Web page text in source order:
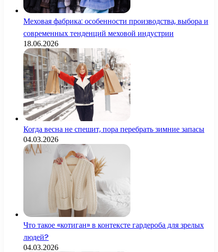
Меховая фабрика: особенности производства, выбора и
современных тенденций меховой индустрии
18.06.2026
Когда весна не спешит, пора перебрать зимние запасы
04.03.2026
Что такое «котиган» в контексте гардероба для зрелых
людей?
04.03.2026